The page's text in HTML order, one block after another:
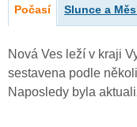
Počasí Slunce a
Nová Ves leží v kraji
sestavena podle
Naposledy byla